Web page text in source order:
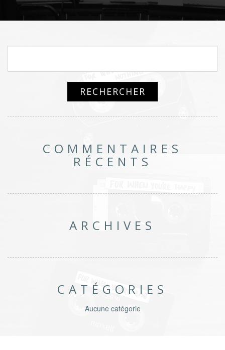
COMMENTAIRES
RÉCENTS
ARCHIVES
CATÉGORIES
Aucune catégorie